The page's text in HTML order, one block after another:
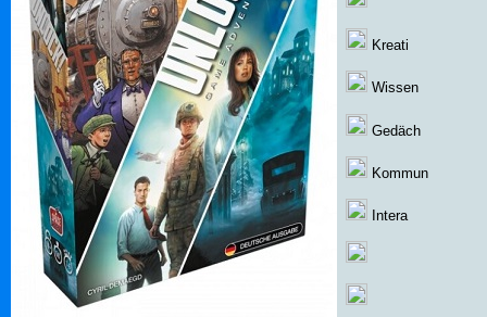
Kreati
Wissen
Gedäch
Kommun
Intera